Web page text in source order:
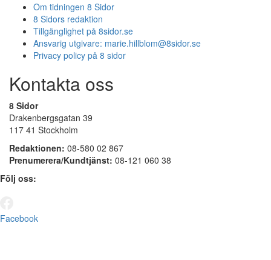
Om tidningen 8 Sidor
8 Sidors redaktion
Tillgänglighet på 8sidor.se
Ansvarig utgivare: marie.hillblom@8sidor.se
Privacy policy på 8 sidor
Kontakta oss
8 Sidor
Drakenbergsgatan 39
117 41 Stockholm
Redaktionen: 08-580 02 867
Prenumerera/Kundtjänst: 08-121 060 38
Följ oss:
Facebook